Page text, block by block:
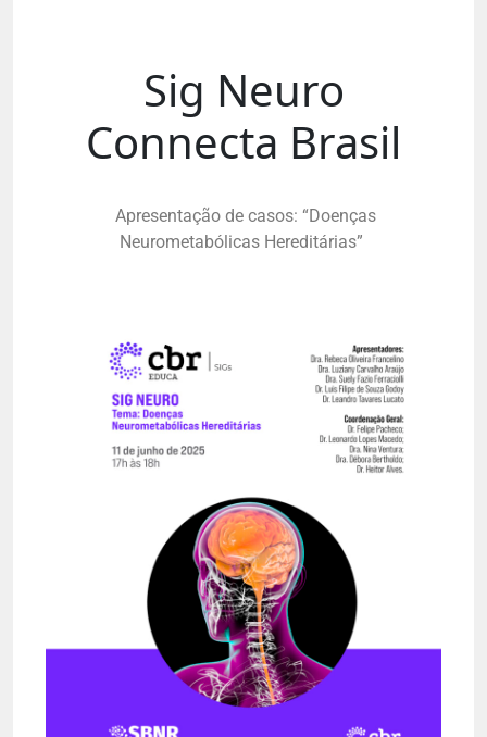
Sig Neuro
Connecta Brasil
Apresentação de casos: “Doenças
Neurometabólicas Hereditárias”